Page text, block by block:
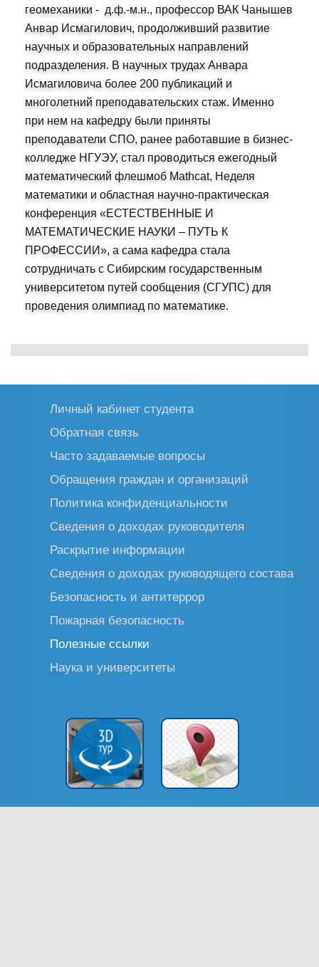
геомеханики - д.ф.-м.н., профессор ВАК Чанышев
Анвар Исмагилович, продолживший развитие
научных и образовательных направлений
подразделения. В научных трудах Анвара
Исмагиловича более 200 публикаций и
многолетний преподавательских стаж. Именно
при нем на кафедру были приняты
преподаватели СПО, ранее работавшие в бизнес-
колледже НГУЭУ, стал проводиться ежегодный
математический флешмоб Mathcat, Неделя
математики и областная научно-практическая
конференция «ЕСТЕСТВЕННЫЕ И
МАТЕМАТИЧЕСКИЕ НАУКИ – ПУТЬ К
ПРОФЕССИИ», а сама кафедра стала
сотрудничать с Сибирским государственным
университетом путей сообщения (СГУПС) для
проведения олимпиад по математике.
Личный кабинет студента
Обратная связь
Часто задаваемые вопросы
Обращения граждан и организаций
Политика конфиденциальности
Сведения о доходах руководителя
Раскрытие информации
Сведения о доходах руководящего состава
Безопасность и антитеррор
Пожарная безопасность
Полезные ссылки
Наука и университеты